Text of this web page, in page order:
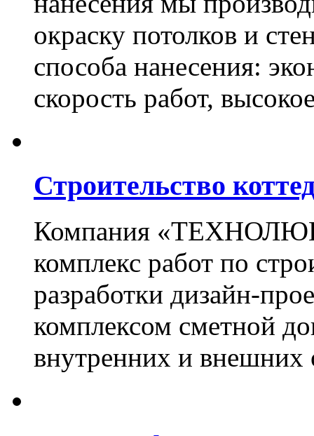
окраску потолков и
способа нанесения:
скорость работ,
Строительство
Компания
комплекс работ по
разработки дизайн-
комплексом сметной
внутренних и внешних